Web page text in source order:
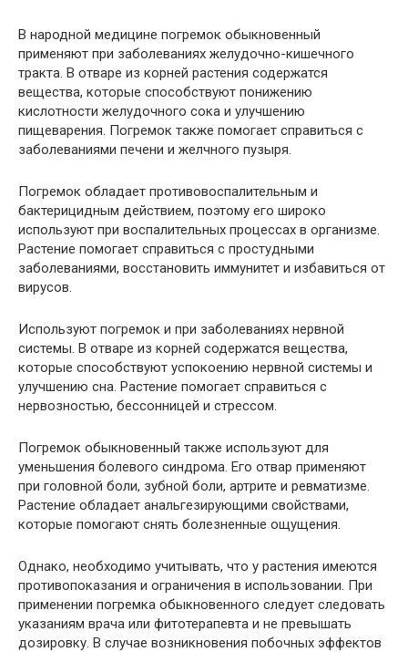
В народной медицине погремок обыкновенный
применяют при заболеваниях желудочно-кишечного
тракта. В отваре из корней растения содержатся
вещества, которые способствуют понижению
кислотности желудочного сока и улучшению
пищеварения. Погремок также помогает справиться с
заболеваниями печени и желчного пузыря.
Погремок обладает противовоспалительным и
бактерицидным действием, поэтому его широко
используют при воспалительных процессах в организме.
Растение помогает справиться с простудными
заболеваниями, восстановить иммунитет и избавиться от
вирусов.
Используют погремок и при заболеваниях нервной
системы. В отваре из корней содержатся вещества,
которые способствуют успокоению нервной системы и
улучшению сна. Растение помогает справиться с
нервозностью, бессонницей и стрессом.
Погремок обыкновенный также используют для
уменьшения болевого синдрома. Его отвар применяют
при головной боли, зубной боли, артрите и ревматизме.
Растение обладает анальгезирующими свойствами,
которые помогают снять болезненные ощущения.
Однако, необходимо учитывать, что у растения имеются
противопоказания и ограничения в использовании. При
применении погремка обыкновенного следует следовать
указаниям врача или фитотерапевта и не превышать
дозировку. В случае возникновения побочных эффектов